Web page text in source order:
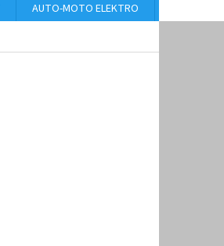
AUTO-MOTO ELEKTRO